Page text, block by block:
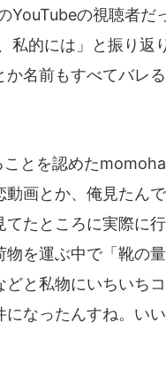
YouTubeの視聴者だ
私的には」と振り返
名前もすべてバレ
とを認めた
画とか、俺見たんで
たところに実際に
を運ぶ中で「靴の
と私物にいちいち
なったんすね。いい